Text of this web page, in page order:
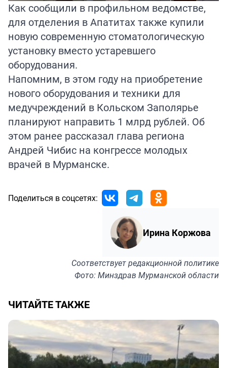
Как сообщили в профильном ведомстве,
для отделения в Апатитах также купили
новую современную стоматологическую
установку вместо устаревшего
оборудования.
Напомним, в этом году на приобретение
нового оборудования и техники для
медучреждений в Кольском Заполярье
планируют направить 1 млрд рублей. Об
этом ранее рассказал глава региона
Андрей Чибис на конгрессе молодых
врачей в Мурманске.
Поделиться в соцсетях:
Ирина Коржова
Соответствуетредакционной политике
Фото: Минздрав Мурманской области
ЧИТАЙТЕ ТАКЖЕ